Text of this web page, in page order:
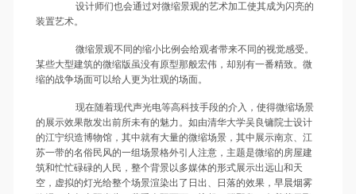
设计师们也会通过对微缩景观的艺术加工使其成为闪亮的
装置艺术。
微缩景观不同的缩小比例会给观者带来不同的视觉感受。
某些大型建筑的微缩版虽没有原型那般宏伟，却别有一番精致。微
缩的战争场面可以给人更为壮观的场面。
现在随着现代声光电等高科技手段的介入，使得微缩场景
的展示效果散发出前所未有的魅力。如由清华大学吴良镛院士设计
的江宁织造博物馆，其中就有大量的微缩场景，其中展示南京、江
苏一带的名俗民风的一组场景格外引人注意，主题是微缩的房屋建
筑和忙忙碌碌的人民，整个背景以多媒体的形式展示出远山和天
空，虚拟的灯光给整个场景渲染出了日出、日落的效果，早晨烟雾